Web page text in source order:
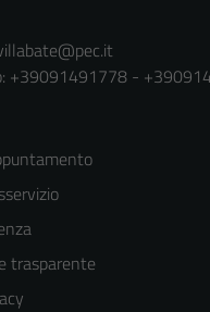
+39091491778 -
trasparente